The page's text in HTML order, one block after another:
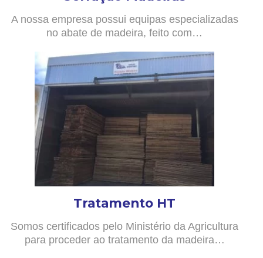
A nossa empresa possui equipas especializadas
no abate de madeira, feito com…
Tratamento HT
Somos certificados pelo Ministério da Agricultura
para proceder ao tratamento da madeira…